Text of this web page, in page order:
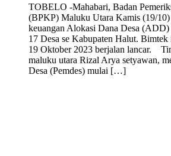
TOBELO -Mahabari, Badan
(BPKP) Maluku Utara Kamis (19/
keuangan Alokasi Dana Desa
17 Desa se Kabupaten Halut.
19 Oktober 2023 berjalan lancar.
maluku utara Rizal Arya setyawan,
Desa (Pemdes) mulai […]